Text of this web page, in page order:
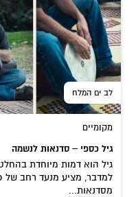
לב ים המלח
מקומיים
גיל כספי – סדנאות לנשמה
גיל הוא דמות מיוחדת
למדבר, מציע מנעד רחב של
מסדנאות...